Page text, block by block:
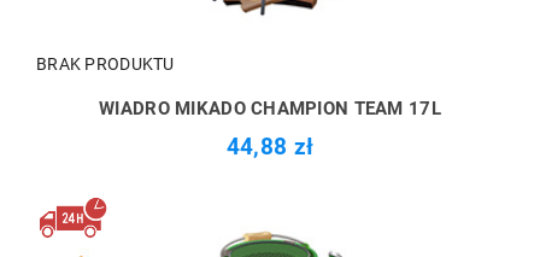
BRAK PRODUKTU
WIADRO MIKADO CHAMPION TEAM 17L
44,88 zł